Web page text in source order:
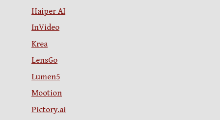
Haiper AI
InVideo
Krea
LensGo
Lumen5
Mootion
Pictory.ai